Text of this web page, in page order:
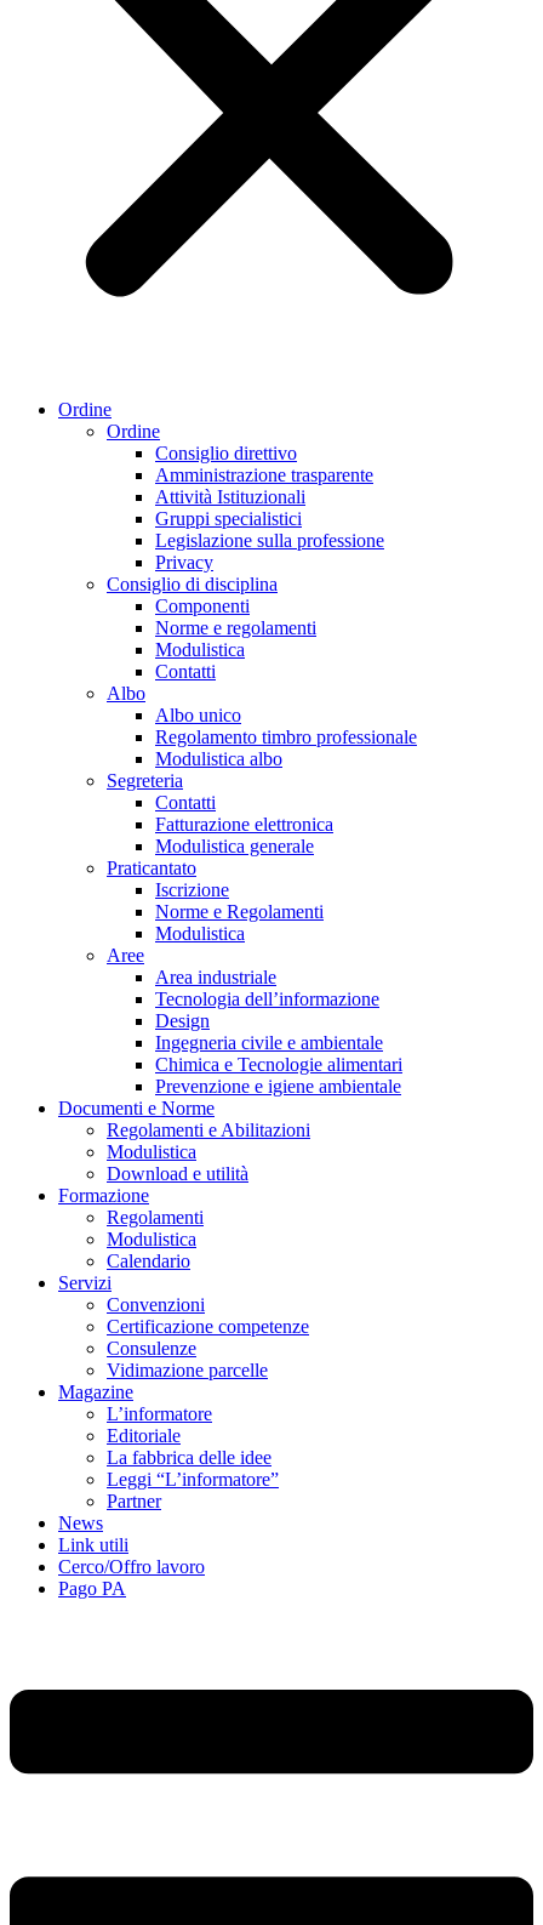
Ordine
Ordine
Consiglio direttivo
Amministrazione trasparente
Attività Istituzionali
Gruppi specialistici
Legislazione sulla professione
Privacy
Consiglio di disciplina
Componenti
Norme e regolamenti
Modulistica
Contatti
Albo
Albo unico
Regolamento timbro professionale
Modulistica albo
Segreteria
Contatti
Fatturazione elettronica
Modulistica generale
Praticantato
Iscrizione
Norme e Regolamenti
Modulistica
Aree
Area industriale
Tecnologia dell’informazione
Design
Ingegneria civile e ambientale
Chimica e Tecnologie alimentari
Prevenzione e igiene ambientale
Documenti e Norme
Regolamenti e Abilitazioni
Modulistica
Download e utilità
Formazione
Regolamenti
Modulistica
Calendario
Servizi
Convenzioni
Certificazione competenze
Consulenze
Vidimazione parcelle
Magazine
L’informatore
Editoriale
La fabbrica delle idee
Leggi “L’informatore”
Partner
News
Link utili
Cerco/Offro lavoro
Pago PA